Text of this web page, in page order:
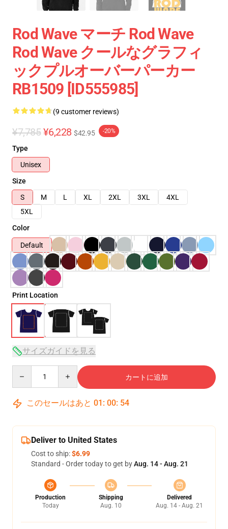
Rod Wave マーチ Rod Wave
Rod Wave クールなグラフィ
ックプルオーバーパーカー
RB1509 [ID555985]
(9 customer reviews)
¥7,785 ¥6,228 $42.95 -20%
Type
Unisex
Size
S
M L XL 2XL 3XL
4XL
5XL
Color
Default
Print Location
サイズガイドを見る
カートに追加
このセールはあと 01 : 00: 53
Deliver to United States
Cost to ship:$6.99
Standard - Order today to get byAug. 14 - Aug. 21
Production
Today
Shipping
Aug. 10
Delivered
Aug. 14 - Aug. 21